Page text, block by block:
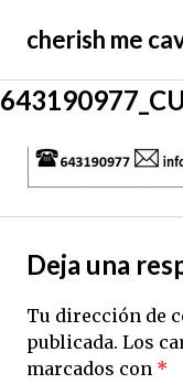
cherish me
Deja una
Tu dirección de
publicada. Los
marcados con *